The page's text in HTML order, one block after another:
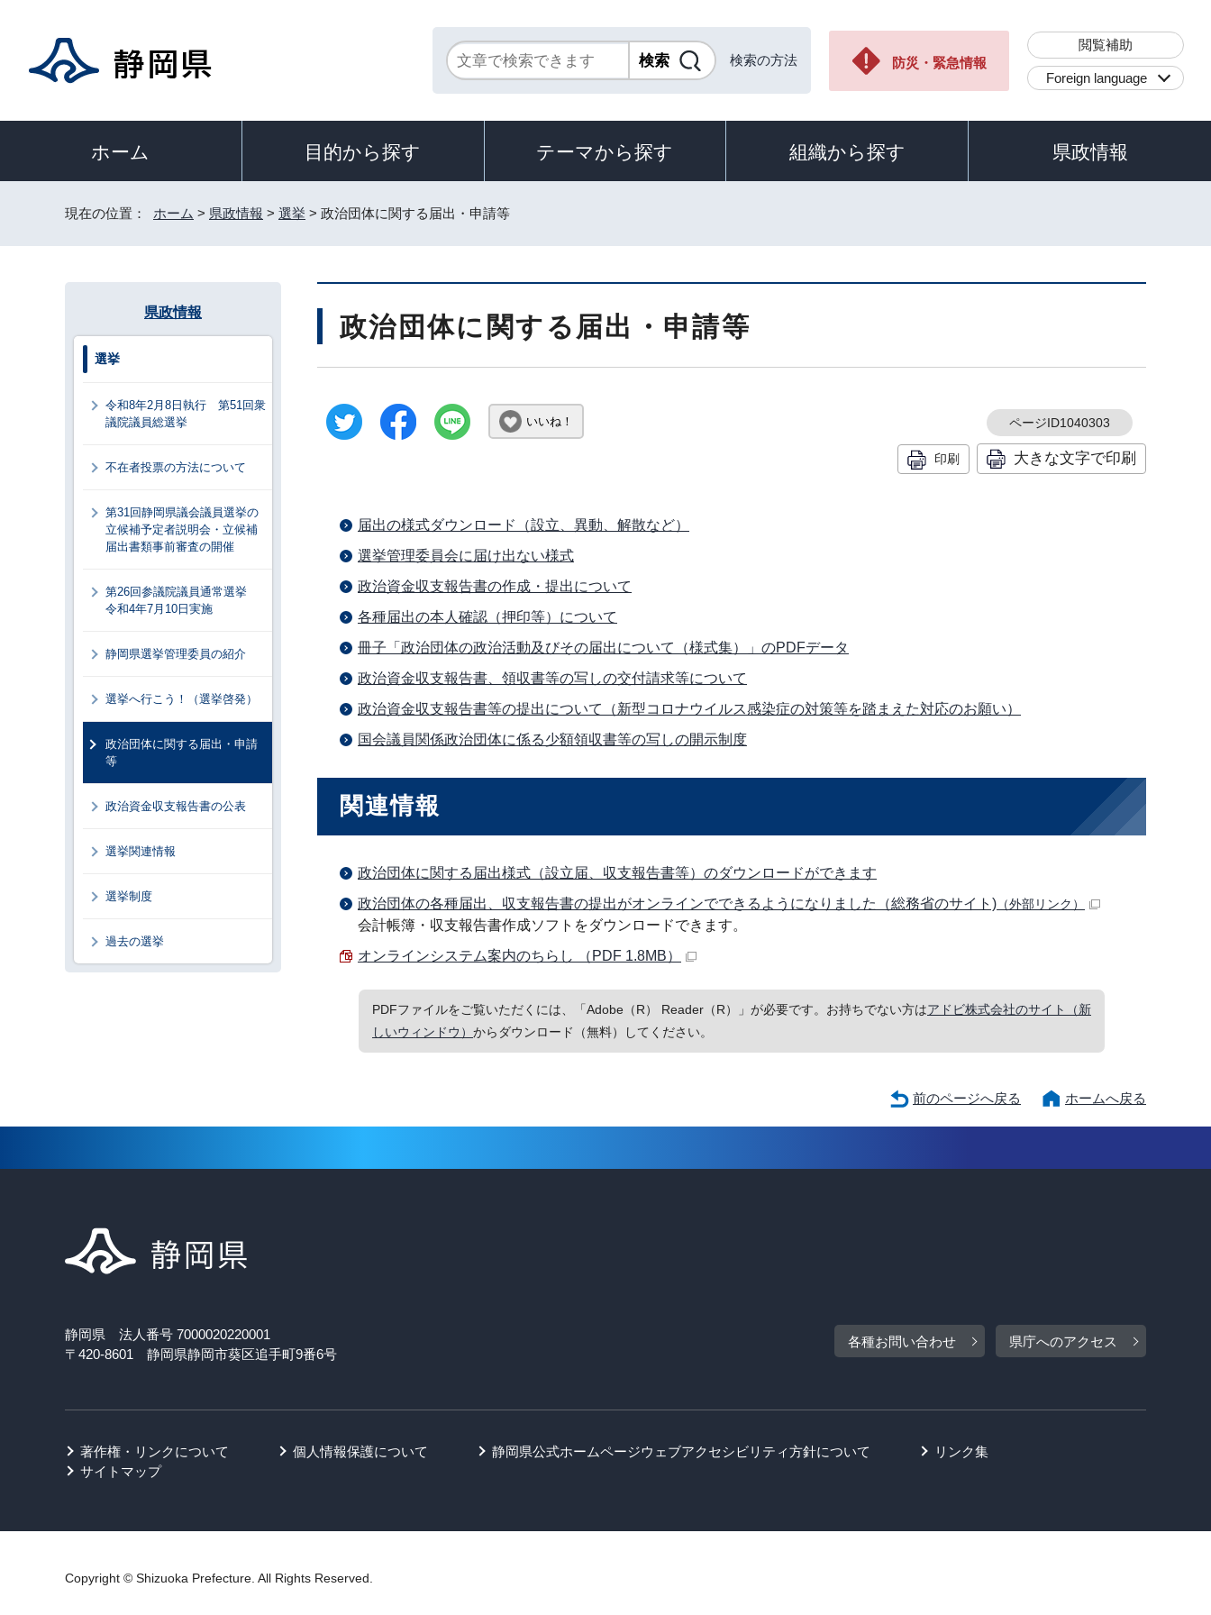
検索の方法 防災・緊急情報
閲覧補助
Foreign language
ホーム 目的から探す テーマから探す 組織から探す 県政情報
現在の位置： ホーム > 県政情報 > 選挙 > 政治団体に関する届出・申請等
政治団体に関する届出・申請等
いいね！ ページID1040303
印刷 大きな文字で印刷
届出の様式ダウンロード（設立、異動、解散など）
選挙管理委員会に届け出ない様式
政治資金収支報告書の作成・提出について
各種届出の本人確認（押印等）について
冊子「政治団体の政治活動及びその届出について（様式集）」のPDFデータ
政治資金収支報告書、領収書等の写しの交付請求等について
政治資金収支報告書等の提出について（新型コロナウイルス感染症の対策等を踏まえた対応のお願い）
国会議員関係政治団体に係る少額領収書等の写しの開示制度
関連情報
政治団体に関する届出様式（設立届、収支報告書等）のダウンロードができます
政治団体の各種届出、収支報告書の提出がオンラインでできるようになりました（総務省のサイト) （外部リンク）
会計帳簿・収支報告書作成ソフトをダウンロードできます。
オンラインシステム案内のちらし （PDF 1.8MB）
PDFファイルをご覧いただくには、「Adobe（R） Reader（R）」が必要です。お持ちでない方はアドビ株式会社のサイト（新
しいウィンドウ） からダウンロード（無料）してください。
県政情報
選挙
令和8年2月8日執行 第51回衆
議院議員総選挙
不在者投票の方法について
第31回静岡県議会議員選挙の
立候補予定者説明会・立候補
届出書類事前審査の開催
第26回参議院議員通常選挙
令和4年7月10日実施
静岡県選挙管理委員の紹介
選挙へ行こう！（選挙啓発）
政治団体に関する届出・申請
等
政治資金収支報告書の公表
選挙関連情報
選挙制度
過去の選挙
前のページへ戻る ホームへ戻る
静岡県 法人番号 7000020220001
〒420-8601 静岡県静岡市葵区追手町9番6号
各種お問い合わせ 県庁へのアクセス
著作権・リンクについて 個人情報保護について 静岡県公式ホームページウェブアクセシビリティ方針について
リンク集
サイトマップ
Copyright © Shizuoka Prefecture. All Rights Reserved.